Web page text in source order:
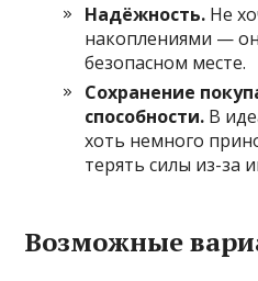
Надёжность. Не
накоплениями —
безопасном месте.
Сохранение
способности. В
хоть немного
терять силы из-за
Возможные